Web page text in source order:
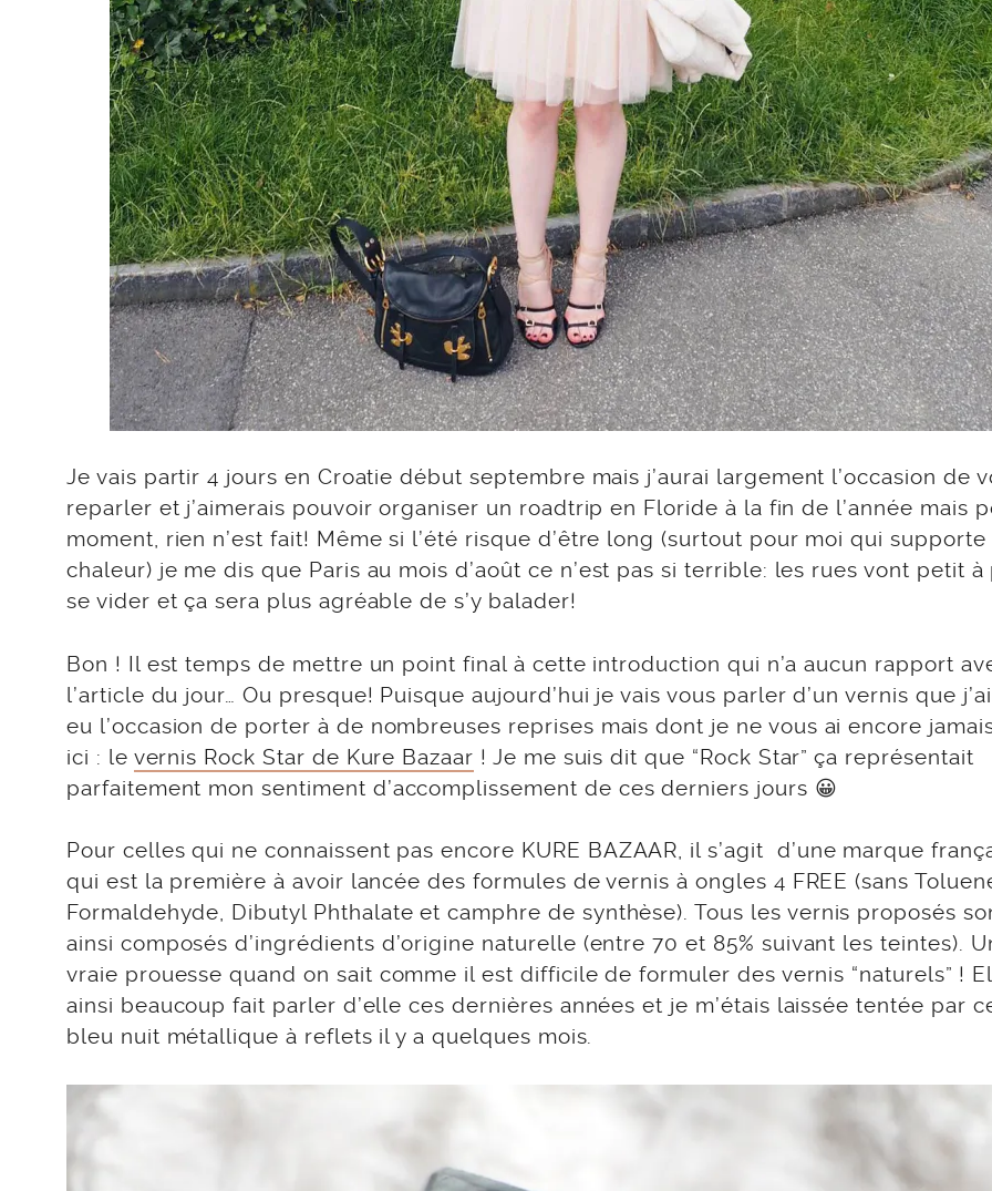
Je vais partir 4 jours en Croatie début septembre mais j’aurai largement l’occasion de
reparler et j’aimerais pouvoir organiser un roadtrip en Floride à la fin de l’année mais
moment, rien n’est fait! Même si l’été risque d’être long (surtout pour moi qui supporte
chaleur) je me dis que Paris au mois d’août ce n’est pas si terrible: les rues vont petit
se vider et ça sera plus agréable de s’y balader!
Bon ! Il est temps de mettre un point final à cette introduction qui n’a aucun rapport
l’article du jour… Ou presque! Puisque aujourd’hui je vais vous parler d’un vernis que
eu l’occasion de porter à de nombreuses reprises mais dont je ne vous ai encore
ici : le vernis Rock Star de Kure Bazaar ! Je me suis dit que “Rock Star” ça représentait
parfaitement mon sentiment d’accomplissement de ces derniers jours 😀
Pour celles qui ne connaissent pas encore KURE BAZAAR, il s’agit d’une marque
qui est la première à avoir lancée des formules de vernis à ongles 4 FREE (sans
Formaldehyde, Dibutyl Phthalate et camphre de synthèse). Tous les vernis proposés
ainsi composés d’ingrédients d’origine naturelle (entre 70 et 85% suivant les teintes).
vraie prouesse quand on sait comme il est difficile de formuler des vernis “naturels” !
ainsi beaucoup fait parler d’elle ces dernières années et je m’étais laissée tentée par
bleu nuit métallique à reflets il y a quelques mois.